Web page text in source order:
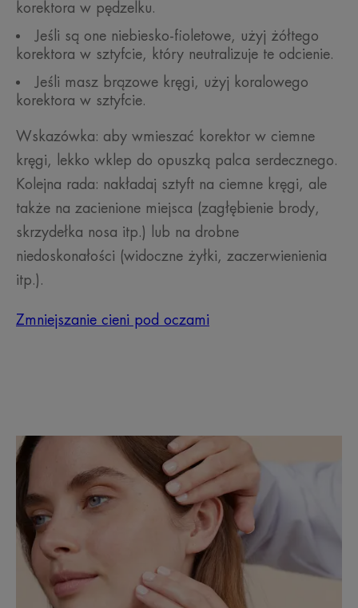
korektora w pędzelku.
Jeśli są one niebiesko-fioletowe, użyj żółtego
korektora w sztyfcie, który neutralizuje te odcienie.
Jeśli masz brązowe kręgi, użyj koralowego
korektora w sztyfcie.
Wskazówka: aby wmieszać korektor w ciemne
kręgi, lekko wklep do opuszką palca serdecznego.
Kolejna rada: nakładaj sztyft na ciemne kręgi, ale
także na zacienione miejsca (zagłębienie brody,
skrzydełka nosa itp.) lub na drobne
niedoskonałości (widoczne żyłki, zaczerwienienia
itp.).
Zmniejszanie cieni pod oczami